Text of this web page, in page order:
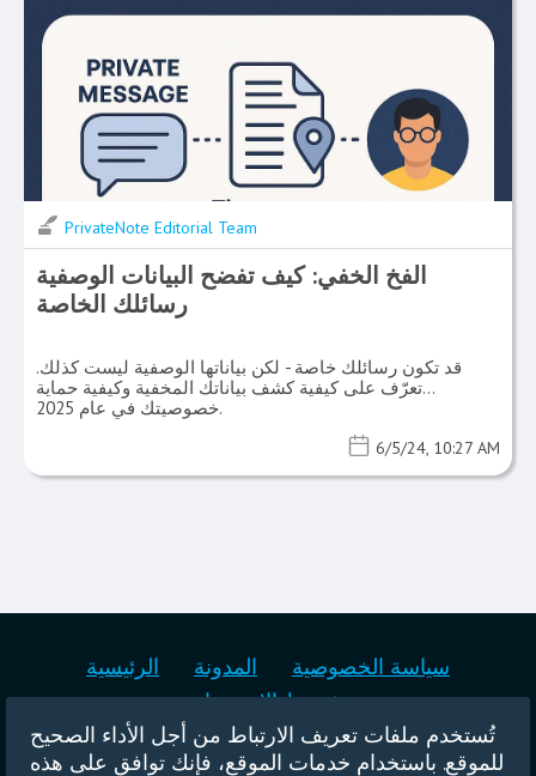
PrivateNote Editorial Team
الفخ الخفي: كيف تفضح البيانات الوصفية
رسائلك الخاصة
قد تكون رسائلك خاصة - لكن بياناتها الوصفية ليست كذلك.
تعرّف على كيفية كشف بياناتك المخفية وكيفية حماية
خصوصيتك في عام 2025.
6/5/24, 10:27 AM
الرئيسية المدونة
سياسة الخصوصية
شروط الاستخدام
اللائحة العامة لحماية البيانات العامة
تُستخدم ملفات تعريف الارتباط من أجل الأداء الصحيح
للموقع. باستخدام خدمات الموقع، فإنك توافق على هذه